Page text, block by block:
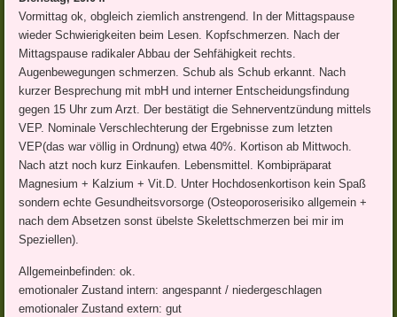
Vormittag ok, obgleich ziemlich anstrengend. In der Mittagspause
wieder Schwierigkeiten beim Lesen. Kopfschmerzen. Nach der
Mittagspause radikaler Abbau der Sehfähigkeit rechts.
Augenbewegungen schmerzen. Schub als Schub erkannt. Nach
kurzer Besprechung mit mbH und interner Entscheidungsfindung
gegen 15 Uhr zum Arzt. Der bestätigt die Sehnerventzündung mittels
VEP. Nominale Verschlechterung der Ergebnisse zum letzten
VEP(das war völlig in Ordnung) etwa 40%. Kortison ab Mittwoch.
Nach atzt noch kurz Einkaufen. Lebensmittel. Kombipräparat
Magnesium + Kalzium + Vit.D. Unter Hochdosenkortison kein Spaß
sondern echte Gesundheitsvorsorge (Osteoporoserisiko allgemein +
nach dem Absetzen sonst übelste Skelettschmerzen bei mir im
Speziellen).
Allgemeinbefinden: ok.
emotionaler Zustand intern: angespannt / niedergeschlagen
emotionaler Zustand extern: gut